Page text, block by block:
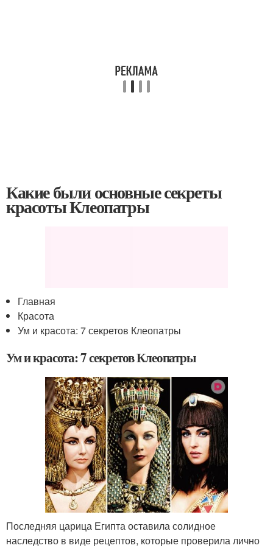
Какие были основные секреты
красоты Клеопатры
Главная
Красота
Ум и красота: 7 секретов Клеопатры
Ум и красота: 7 секретов Клеопатры
Последняя царица Египта оставила солидное
наследство в виде рецептов, которые проверила лично